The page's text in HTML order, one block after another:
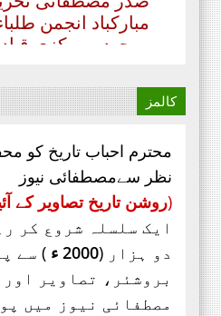
موجودہ مرکزی
مستحق ہے۔ کہ
کالمز
محترم احباب تاریخ کو
نظر سےمصطفائی نیوز
(روشن تاریخ تصاویر کے
ایک سلسلہ شروع کر
دو ہزار (2000 ء
) سے
بروشئر، تصاویر اور
مصطفائی نیوز میں